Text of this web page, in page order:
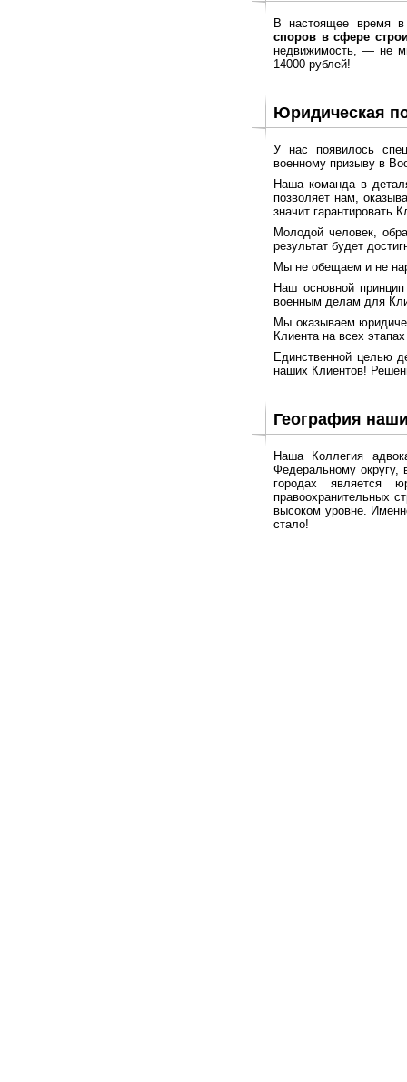
В настоящее время
споров в сфере
недвижимость, — не
14000 рублей!
Юридическая
У нас появилось
военному призыву в
Наша команда в
позволяет нам,
значит гарантировать
Молодой человек,
результат будет
Мы не обещаем и не
Наш основной
военным делам для
Мы оказываем
Клиента на всех
Единственной целью
наших Клиентов!
География
Наша Коллегия
Федеральному округу,
городах является
правоохранительных
высоком уровне.
стало!